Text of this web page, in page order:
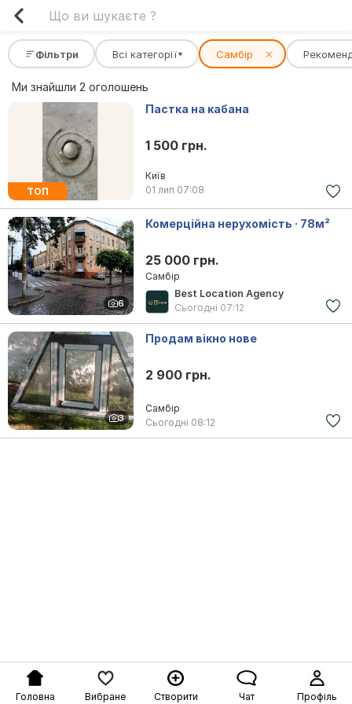
Фільтри Всі категорії ▾ Самбір ✕
Ми знайшли 2 оголошень
ТОП
Пастка на кабана
1 500 грн.
Київ
01 лип 07:08
6
Комерційна нерухомість · 78м²
25 000 грн.
Самбір
Best Location Agency
Сьогодні 07:12
3
Продам вікно нове
2 900 грн.
Самбір
Сьогодні 08:12
Головна Вибране Створити Чат Профіль